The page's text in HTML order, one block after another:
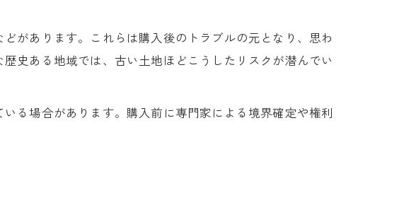
があります。これらは購入後のトラブルの元となり、思わ
史ある地域では、古い土地ほどこうしたリスクが潜んでい
る場合があります。購入前に専門家による境界確定や権利